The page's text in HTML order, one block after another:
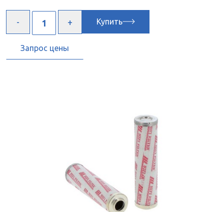
Купить
Запрос цены